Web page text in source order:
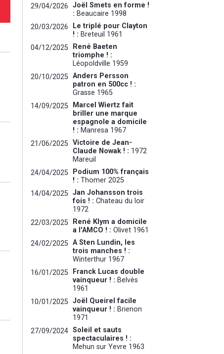
29/04/2026
Joël Smets en forme !
: Beaucaire 1998
20/03/2026
Le triplé pour Clayton
! : Breteuil 1961
04/12/2025
René Baeten
triomphe ! :
Léopoldville 1959
20/10/2025 Anders Persson
patron en 500cc ! :
Grasse 1965
14/09/2025
Marcel Wiertz fait
briller une marque
espagnole a domicile
! : Manresa 1967
21/06/2025 Victoire de Jean-
Claude Nowak ! : 1972
Mareuil
24/04/2025
Podium 100% français
! :Thomer 2025
14/04/2025 Jan Johansson trois
fois ! :Chateau du loir
1972
22/03/2025
René Klym a domicile
a l'AMCO ! :Olivet 1961
24/02/2025 A Sten Lundin, les
trois manches ! :
Winterthur 1967
16/01/2025
Franck Lucas double
vainqueur ! : Belvès
1961
10/01/2025 Joël Queirel facile
vainqueur ! : Brienon
1971
27/09/2024 Soleil et sauts
spectaculaires ! :
Mehun sur Yevre 1963